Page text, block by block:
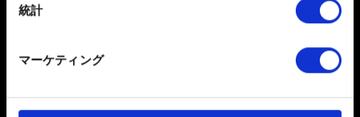
だくために必要なものです。その他のCookieは、ウェブ
サイトの品質向上のために、オプションとして技術的お
た、ソーシャルメディア上などでお客様が興味を持ちそ
統計
マーケティング
す。
ーにセーブファイルをコピーします。
ど）の場合: